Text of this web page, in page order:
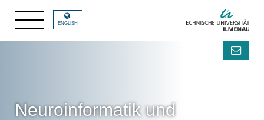
ENGLISH
Neuroinformatik und